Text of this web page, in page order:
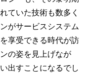
ていた技術も数多く
がサービスシステム
享受できる時代が訪
の姿を見上げなが
出すことになるでし